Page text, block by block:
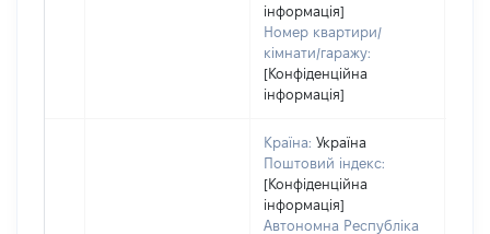
інформація]
Номер квартири/
кімнати/гаражу:
[Конфіденційна
інформація]
Країна: Україна
Поштовий індекс:
[Конфіденційна
інформація]
Автономна Республіка